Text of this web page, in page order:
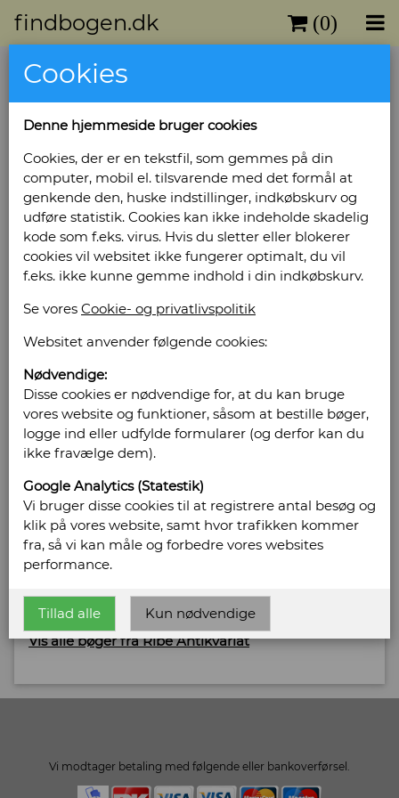
findbogen.dk (0)
Ausgewählte Hengste
Forlag: Eylers Vertriebs - Sprog: Tysk - Udgivet
år: u.år - Antal bind: 1 - Antal sider: 680 -
Indbinding: Kartonbind - Tilstand: Eksemplar
med få brugsspor. -
Bog ID: 15099
Pris: Kr. 270,00
Læg i kurv
Sælges af: Ribe Antikvariat
Bregnegårdsvej 29
6630 Rødding
Telefonnr: 75 42 15 12
CVR/SE: 20864044
Email:peter@ribeantikvariat.dk
Vis alle bøger fra Ribe Antikvariat
Vi modtager betaling med følgende eller bankoverførsel.
Cookies
Denne hjemmeside bruger cookies
Cookies, der er en tekstfil, som gemmes på din
computer, mobil el. tilsvarende med det formål at
genkende den, huske indstillinger, indkøbskurv og
udføre statistik. Cookies kan ikke indeholde skadelig
kode som f.eks. virus. Hvis du sletter eller blokerer
cookies vil websitet ikke fungerer optimalt, du vil
f.eks. ikke kunne gemme indhold i din indkøbskurv.
Se vores Cookie- og privatlivspolitik
Websitet anvender følgende cookies:
Nødvendige:
Disse cookies er nødvendige for, at du kan bruge
vores website og funktioner, såsom at bestille bøger,
logge ind eller udfylde formularer (og derfor kan du
ikke fravælge dem).
Google Analytics (Statestik)
Vi bruger disse cookies til at registrere antal besøg og
klik på vores website, samt hvor trafikken kommer
fra, så vi kan måle og forbedre vores websites
performance.
Tillad alle Kun nødvendige